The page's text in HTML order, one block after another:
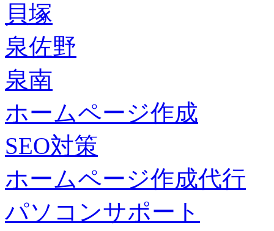
貝塚
泉佐野
泉南
ホームページ作成
SEO対策
ホームページ作成代行
パソコンサポート